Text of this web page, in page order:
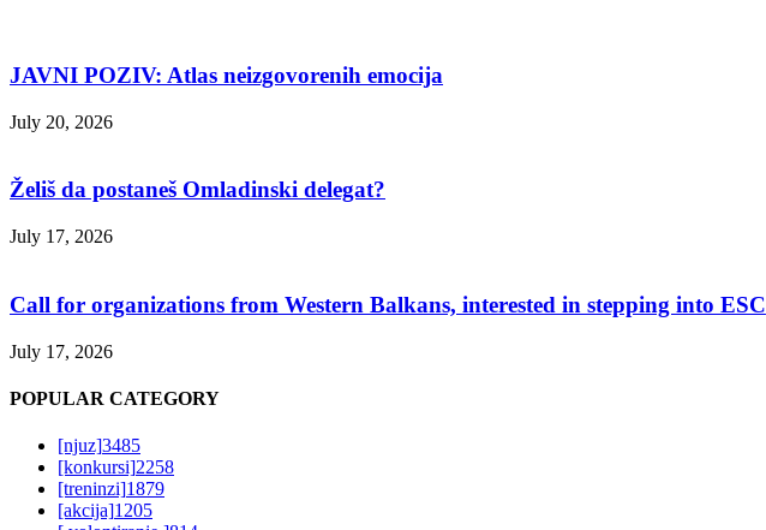
JAVNI POZIV: Atlas neizgovorenih emocija
July 20, 2026
Želiš da postaneš Omladinski delegat?
July 17, 2026
Call for organizations from Western Balkans, interested in stepping into ESC
July 17, 2026
POPULAR CATEGORY
[njuz]3485
[konkursi]2258
[treninzi]1879
[akcija]1205